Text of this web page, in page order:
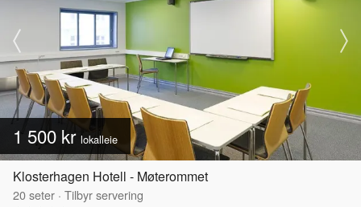
1 500 kr lokalleie
Klosterhagen Hotell - Møterommet
20seter · Tilbyr servering